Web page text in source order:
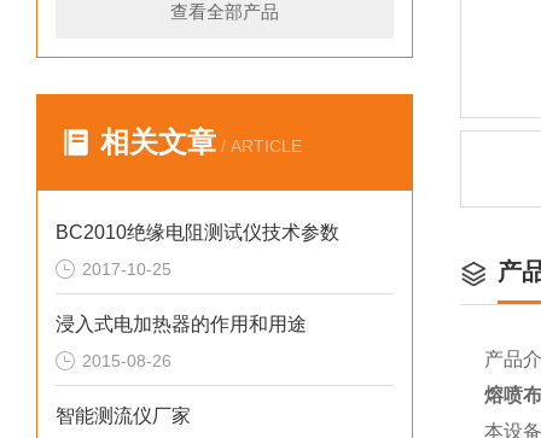
查看全部产品
相关文章 / ARTICLE
BC2010绝缘电阻测试仪技术参数
2017-10-25
浸入式电加热器的作用和用途
2015-08-26
智能测流仪厂家
产
产品
熔喷
本设